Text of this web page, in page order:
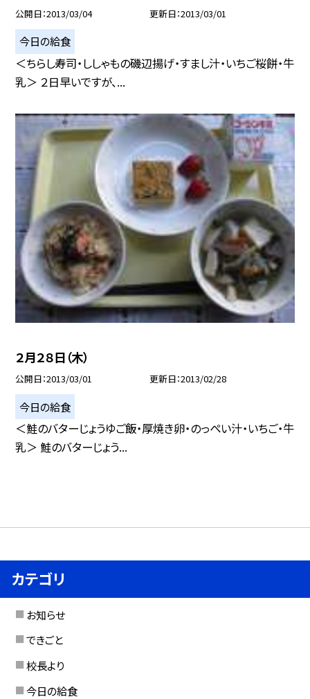
公開日 2013/03/04 更新日 2013/03/01
今日の給食
＜ちらし寿司・ししゃもの磯辺揚げ・すまし汁・いちご桜餅・牛
乳＞ ２日早いですが、...
２月２８日（木）
公開日 2013/03/01 更新日 2013/02/28
今日の給食
＜鮭のバターじょうゆご飯・厚焼き卵・のっぺい汁・いちご・牛
乳＞ 鮭のバターじょう...
カテゴリ
お知らせ
できごと
校長より
今日の給食